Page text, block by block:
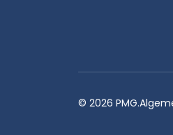
© 2026 PMG.